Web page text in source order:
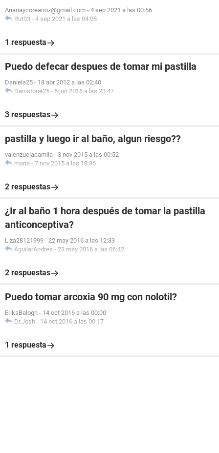
Arianaycoreanoz@gmail.com - 4 sep 2021 a las 00:56
Rut03 - 4 sep 2021 a las 04:05
1 respuesta
Puedo defecar despues de tomar mi pastilla
Daniela25 - 18 abr 2012 a las 02:40
Danistone25 - 5 jun 2016 a las 23:47
3 respuestas
pastilla y luego ir al baño, algun riesgo??
valenzuelacamila - 3 nov 2015 a las 00:52
maria - 7 nov 2015 a las 18:36
2 respuestas
¿Ir al baño 1 hora después de tomar la pastilla
anticonceptiva?
Liza28121999 - 22 may 2016 a las 12:33
AguilarAndrea - 23 may 2016 a las 06:42
2 respuestas
Puedo tomar arcoxia 90 mg con nolotil?
ErikaBalogh - 14 oct 2016 a las 00:00
Dr.Josh - 14 oct 2016 a las 00:17
1 respuesta